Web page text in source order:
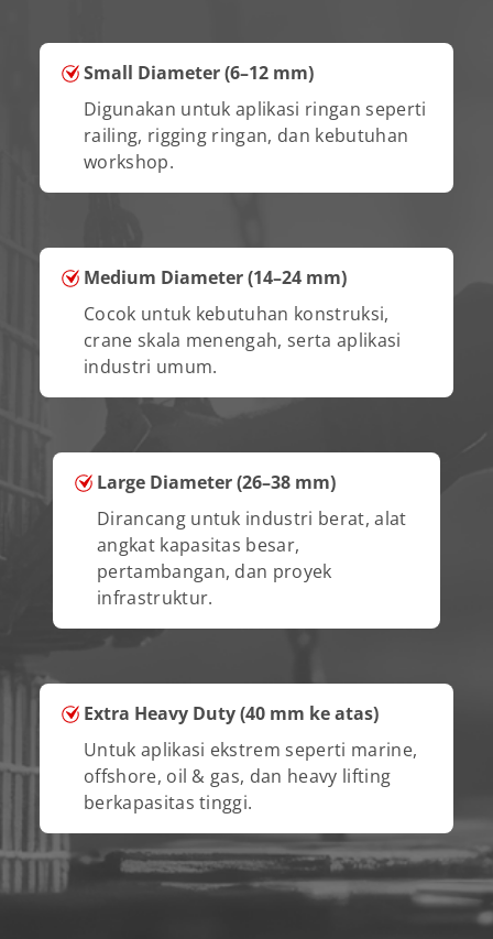
Small Diameter (6–12 mm)
Digunakan untuk aplikasi ringan seperti
railing, rigging ringan, dan kebutuhan
workshop.
Medium Diameter (14–24 mm)
Cocok untuk kebutuhan konstruksi,
crane skala menengah, serta aplikasi
industri umum.
Large Diameter (26–38 mm)
Dirancang untuk industri berat, alat
angkat kapasitas besar,
pertambangan, dan proyek
infrastruktur.
Extra Heavy Duty (40 mm ke atas)
Untuk aplikasi ekstrem seperti marine,
offshore, oil & gas, dan heavy lifting
berkapasitas tinggi.